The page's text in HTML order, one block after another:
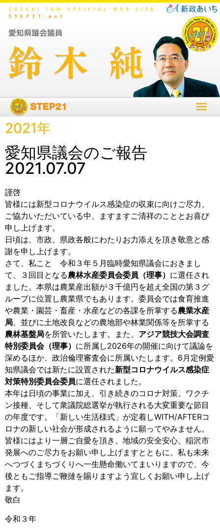
2021年
愛知県議会のご報告
2021.07.07
謹啓
皆様には新型コロナウイルス感染症の収束に向けご尽力、
ご協力いただいている中、ますますご清祥のこととお喜び
申し上げます。
日頃は、市政、県政各般にわたりお力添えを頂き敬意と感
謝を申し上げます。
さて、私こと 令和３年５月臨時愛知県議会におきまし
て、３回目となる農林水産委員会委員（理事） に選任され
ました。本県は農業産出額が３千億円を超え全国の第３グ
ループに位置し農業県でもあります。委員会では食育推進
や農業・園芸・畜産・水産などの各課を所掌する農業水産
局、並びに土地改良などの農地部や林業関係等を所掌する
農林基盤局を所管いたします。また、 アジア競技大会調査
特別委員会（理事） に所属し2026年の開催に向けて議論を
深めるほか、政治倫理審査会に所属いたします。6月定例愛
知県議会では新たに設置された新型コロナウイルス感染症
対策特別委員会委員に選任されました。
本年は日頃の事業に加え、引き続きのコロナ対策、ワクチ
ン接種、そして衆議院総選挙が執行される大変重要な節目
の年度です。「新しい生活様式」が定着しWITH/AFTERコ
ロナの新しい社会が形成されるように願ってやみません。
皆様にはより一層ご自愛を頂き、地域の安全安心、稲沢市
発展へのご尽力をお願い申し上げますとともに、私も未来
へつづくまちづくりへ一生懸命働いてまいりますので、今
後ともご指導ご鞭撻を賜りますよう宜しくお願い申し上げ
ます。
敬白
令和３年